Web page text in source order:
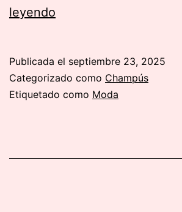
leyendo
de
plataforma:
para
Publicada el septiembre 23, 2025
Categorizado como Champús
Etiquetado como Moda